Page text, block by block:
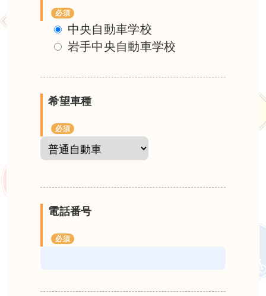
中央自動車学校
岩手中央自動車学校
希望車種
電話番号